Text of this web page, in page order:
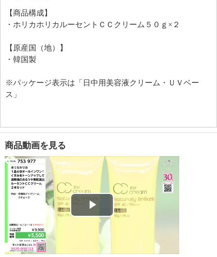
採用。
柔らかなテクスチャーで少量でも伸びが良く、ミルク
時間キープ。
独自開発成分をはじめこだわりの美容成分を９６．
ＳＰＦ４０、ＰＡ＋＋＋で日常生活の紫外線からお肌
をガードします。
用、紫外線吸収剤不使用
【商品構成】
・ホリカホリカルーセントＣＣクリーム５０ｇ×２
【原産国（地）】
・韓国製
※パッケージ表示は「日中用美容液クリーム・ＵＶベー
ス」
商品動画を見る
Play
Video